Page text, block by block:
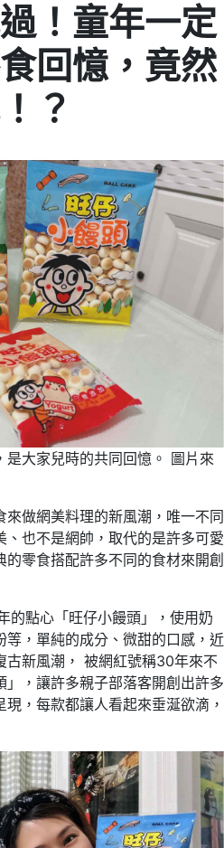
！童年一定
回憶，竟然
？
是大家兒時的共同回憶。 圖片來
做網美料理的新風潮，唯一不同
也不是網帥，取代的是許多可愛
零食搭配許多不同的食材來開創
的點心「旺仔小饅頭」，使用奶
，單純的成分、微甜的口感，近
古新風潮， 被網紅號稱30年來不
，讓許多親子部落客開創出許多
，每款都讓人看起來垂涎欲滴，